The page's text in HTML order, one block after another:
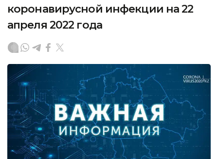
коронавирусной инфекции на 22
апреля 2022 года